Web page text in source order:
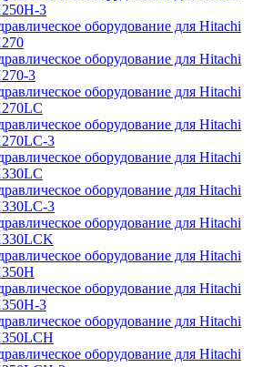
3
оборудование для Hitachi
оборудование для Hitachi
3
оборудование для Hitachi
оборудование для Hitachi
3
оборудование для Hitachi
оборудование для Hitachi
3
оборудование для Hitachi
оборудование для Hitachi
оборудование для Hitachi
3
оборудование для Hitachi
оборудование для Hitachi